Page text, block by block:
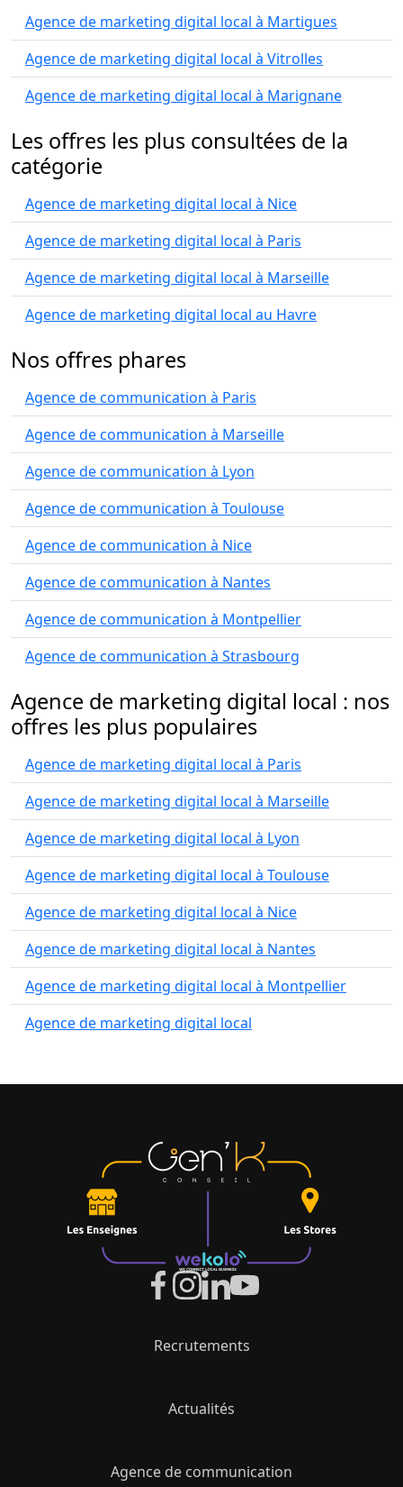
Agence de marketing digital local à Martigues
Agence de marketing digital local à Vitrolles
Agence de marketing digital local à Marignane
Les offres les plus consultées de la
catégorie
Agence de marketing digital local à Nice
Agence de marketing digital local à Paris
Agence de marketing digital local à Marseille
Agence de marketing digital local au Havre
Nos offres phares
Agence de communication à Paris
Agence de communication à Marseille
Agence de communication à Lyon
Agence de communication à Toulouse
Agence de communication à Nice
Agence de communication à Nantes
Agence de communication à Montpellier
Agence de communication à Strasbourg
Agence de marketing digital local : nos
offres les plus populaires
Agence de marketing digital local à Paris
Agence de marketing digital local à Marseille
Agence de marketing digital local à Lyon
Agence de marketing digital local à Toulouse
Agence de marketing digital local à Nice
Agence de marketing digital local à Nantes
Agence de marketing digital local à Montpellier
Agence de marketing digital local
Recrutements
Actualités
Agence de communication